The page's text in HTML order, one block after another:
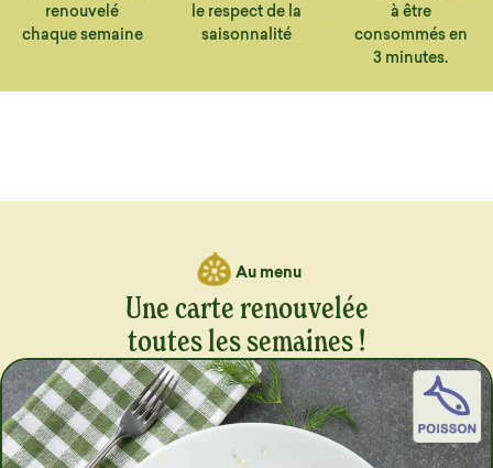
renouvelé
chaque semaine
le respect de la
saisonnalité
à être
consommés en
3 minutes.
Au menu
Une carte renouvelée
toutes les semaines !